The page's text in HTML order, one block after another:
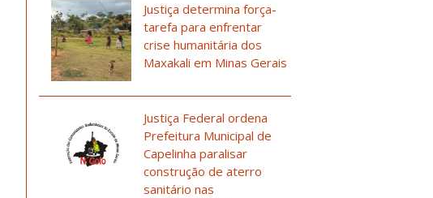
Justiça determina força-
tarefa para enfrentar
crise humanitária dos
Maxakali em Minas Gerais
Justiça Federal ordena
Prefeitura Municipal de
Capelinha paralisar
construção de aterro
sanitário nas